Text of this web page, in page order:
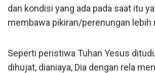
dan kondisi yang ada pada saat itu
membawa pikiran/perenungan lebih
Seperti peristiwa Tuhan Yesus
dihujat, dianiaya, Dia dengan rela